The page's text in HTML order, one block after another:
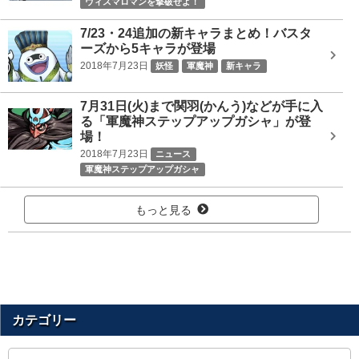
ウィスマロマンを撃破せよ！
7/23・24追加の新キャラまとめ！バスタ
ーズから5キャラが登場
2018年7月23日 妖怪 軍魔神 新キャラ
7月31日(火)まで関羽(かんう)などが手に入
る「軍魔神ステップアップガシャ」が登
場！
2018年7月23日
ニュース
軍魔神ステップアップガシャ
もっと見る
カテゴリー